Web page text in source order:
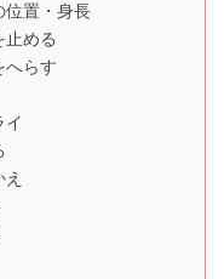
置・身長
める
らす